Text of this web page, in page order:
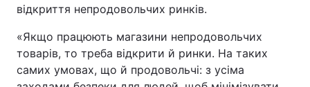
відкриття непродовольчих ринків.
«Якщо працюють магазини непродовольчих
товарів, то треба відкрити й ринки. На таких
самих умовах, що й продовольчі: з усіма